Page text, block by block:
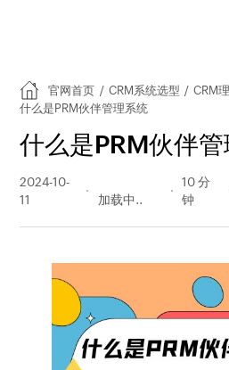
官网首页 / CRM系统选型 / CRM
什么是PRM伙伴管理系统
什么是PRM伙伴
2024-10-
11
量
10 分
钟